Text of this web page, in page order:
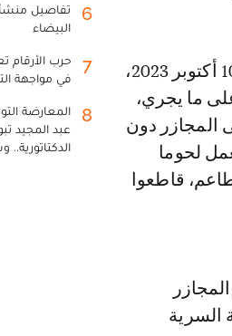
ما يجري،
المجازر دون
لحوما
قاطعوا
السرية
6
تفاصيل
البيضاء
7
حرب الأرقام
في مواجهة
8
المعارضة
عبد